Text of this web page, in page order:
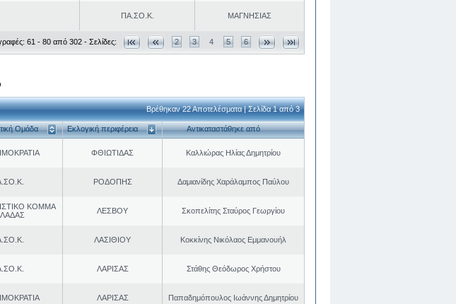
ΠΑ.ΣΟ.Κ. ΜΑΓΝΗΣΙΑΣ
61 - 80 από 302 - Σελίδες: 2 3 4 5 6
Βρέθηκαν 22 Αποτελέσματα | Σελίδα 1 από 3
Ομάδα Εκλογική περιφέρεια Αντικαταστάθηκε από
ΦΘΙΩΤΙΔΑΣ Καλλιώρας Ηλίας Δημητρίου
ΡΟΔΟΠΗΣ Δαμιανίδης Χαράλαμπος Παύλου
ΚΟΜΜΑ
ΛΕΣΒΟΥ Σκοπελίτης Σταύρος Γεωργίου
ΛΑΣΙΘΙΟΥ Κοκκίνης Νικόλαος Εμμανουήλ
ΛΑΡΙΣΑΣ Στάθης Θεόδωρος Χρήστου
ΛΑΡΙΣΑΣ Παπαδημόπουλος Ιωάννης Δημητρίου